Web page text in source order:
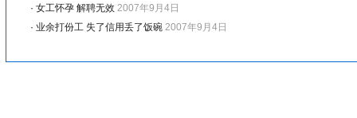
· 女工怀孕 解聘无效 2007年9月4日
· 业余打份工 失了信用丢了饭碗 2007年9月4日